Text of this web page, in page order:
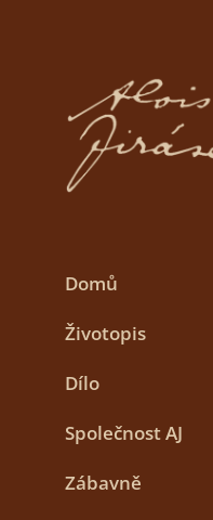
Domů
Životopis
Dílo
Společnost AJ
Zábavně